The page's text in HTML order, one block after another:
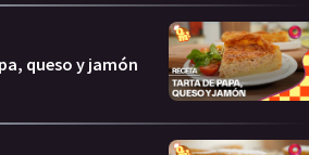
queso y jamón